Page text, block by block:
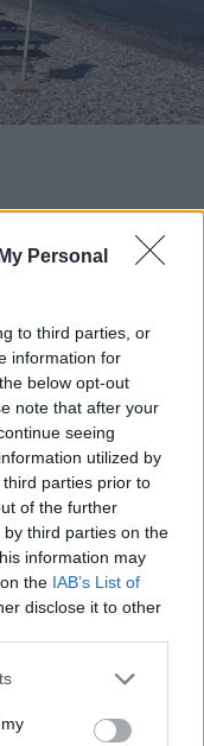
Personal
to third parties, or
information for
below opt-out
note that after your
seeing
utilized by
parties prior to
of the further
third parties on the
information may
the IAB’s List of
disclose it to other
γιατί στερεί
από όσες όλες οι
Δρ. Θοδωρής
Αστεροσκοπείου
Γιάνναρος
μέσω του Flash
που
σιωπηλά,